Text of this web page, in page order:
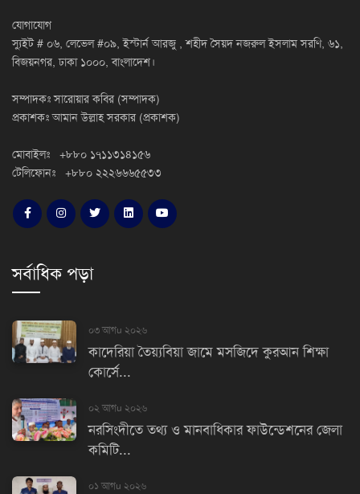
যোগাযোগ
স্যুইট # ০৬, লেভেল #০৯, ইস্টার্ন আরজু , শহীদ সৈয়দ নজরুল ইসলাম সরণি, ৬১,
বিজয়নগর, ঢাকা ১০০০, বাংলাদেশ।
সম্পাদকঃ সারোয়ার কবির (সম্পাদক)
প্রকাশকঃ আমান উল্লাহ সরকার (প্রকাশক)
মোবাইলঃ +৮৮০ ১৭১১৩১৪১৫৬
টেলিফোনঃ +৮৮০ ২২২৬৬৬৫৫৩৩
সর্বাধিক পড়া
০৩ আগu ২০২৬
কাদেরিয়া তৈয়্যবিয়া জামে মসজিদে কুরআন শিক্ষা
কোর্সে...
০২ আগu ২০২৬
নরসিংদীতে তথ্য ও মানবাধিকার ফাউন্ডেশনের জেলা
কমিটি...
০১ আগu ২০২৬